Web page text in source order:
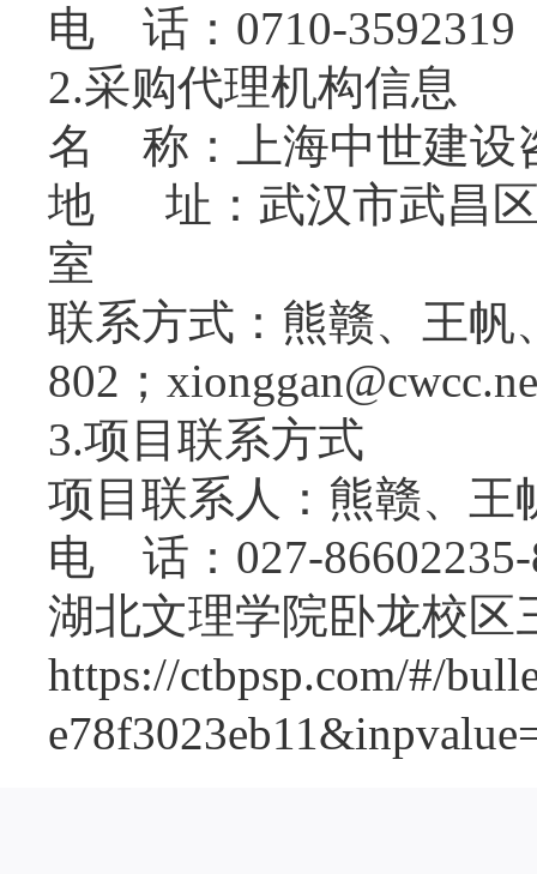
电
话： 0710-3592319
2.采购代理机构信息
名
称：上海
地
址：武汉市武昌
联系方式：熊赣、王帆
802；
3.项目联系方式
项目联系人：熊赣、王
电
话： 027-
湖北文理学院卧龙校区
https://ctbpsp.com/#/